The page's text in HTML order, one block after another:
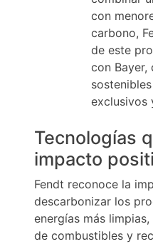
con
carbono,
de este
con Bayer,
exclusivos
Tecnologías
impacto
Fendt reconoce la
descarbonizar los
energías más
de combustibles y